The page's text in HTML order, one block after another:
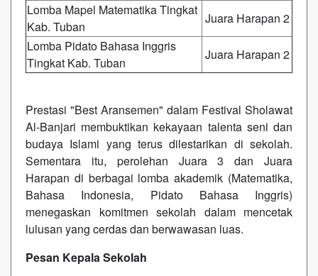
Lomba Mapel Matematika Tingkat
Kab. Tuban
Juara Harapan 2
Lomba Pidato Bahasa Inggris
Tingkat Kab. Tuban
Juara Harapan 2
Prestasi "Best Aransemen" dalam Festival Sholawat
Al-Banjari membuktikan kekayaan talenta seni dan
budaya Islami yang terus dilestarikan di sekolah.
Sementara itu, perolehan Juara 3 dan Juara
Harapan di berbagai lomba akademik (Matematika,
Bahasa Indonesia, Pidato Bahasa Inggris)
menegaskan komitmen sekolah dalam mencetak
lulusan yang cerdas dan berwawasan luas.
Pesan Kepala Sekolah